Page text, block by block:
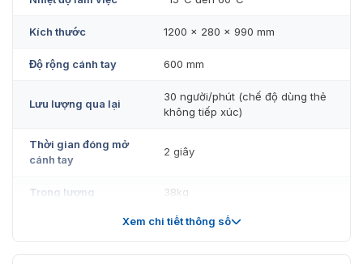
bán cổng xoay 3 càng
sách bảo hành 12 tháng có tem dán từ công ty. Nên khi
mua nhầm hàng giả, hàng kém chất lượng. Liên hệ với
Kích thước 1200 x 280 x 990 mm
Độ rộng cánh tay 600 mm
Lưu lượng qua lại
30 người/phút (chế độ dùng thẻ
không tiếp xúc)
Thời gian đóng mở
cánh tay
2 giây
Trọng lượng 38kg
30 mét
Xem chi tiết thông số